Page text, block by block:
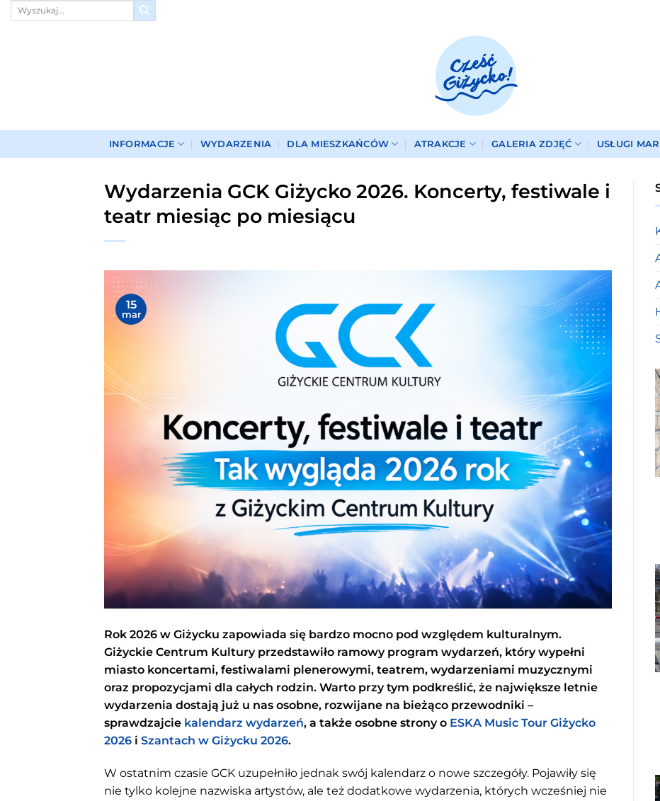
Przewiń
INFORMACJE WYDARZENIA DLA MIESZKAŃCÓW ATRAKCJE GALERIA ZDJĘĆ USŁUGI
Wydarzenia GCK Giżycko 2026. Koncerty, festiwale i
teatr miesiąc po miesiącu
15
mar
Rok 2026 w Giżycku zapowiada się bardzo mocno pod względem kulturalnym.
Giżyckie Centrum Kultury przedstawiło ramowy program wydarzeń, który wypełni
miasto koncertami, festiwalami plenerowymi, teatrem, wydarzeniami muzycznymi
oraz propozycjami dla całych rodzin. Warto przy tym podkreślić, że największe letnie
wydarzenia dostają już u nas osobne, rozwijane na bieżąco przewodniki –
sprawdzajcie kalendarz wydarzeń, a także osobne strony o ESKA Music Tour Giżycko
2026 i Szantach w Giżycku 2026.
W ostatnim czasie GCK uzupełniło jednak swój kalendarz o nowe szczegóły. Pojawiły się
nie tylko kolejne nazwiska artystów, ale też dodatkowe wydarzenia, których wcześniej nie